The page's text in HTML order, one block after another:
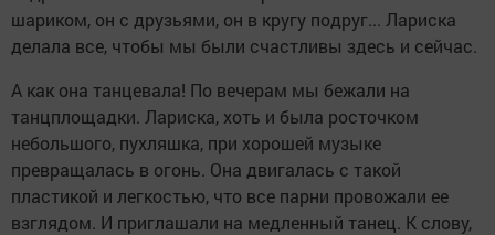
шариком, он с друзьями, он в кругу подруг... Лариска
делала все, чтобы мы были счастливы здесь и сейчас.
А как она танцевала! По вечерам мы бежали на
танцплощадки. Лариска, хоть и была росточком
небольшого, пухляшка, при хорошей музыке
превращалась в огонь. Она двигалась с такой
пластикой и легкостью, что все парни провожали ее
взглядом. И приглашали на медленный танец. К слову,